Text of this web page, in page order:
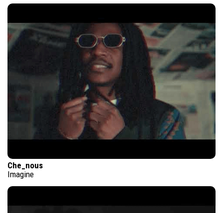
Che_nous
Imagine